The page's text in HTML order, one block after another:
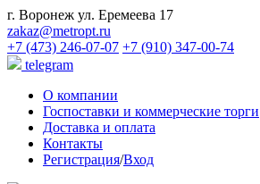
г. Воронеж ул. Еремеева 17
zakaz@metropt.ru
+7 (473) 246-07-07 +7 (910) 347-00-74
telegram
О компании
Госпоставки и коммерческие торги
Доставка и оплата
Контакты
Регистрация/Вход